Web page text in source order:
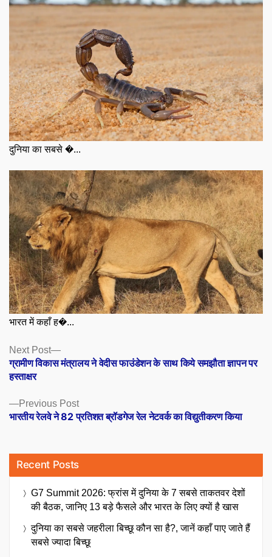
दुनिया का सबसे �...
भारत में कहाँ ह�...
Posts
navigation
Previous PostPrevious
post:
भारतीय रेलवे ने 82 प्रतिशत ब्रॉडगेज रेल नेटवर्क का विद्युतीकरण किया
Next Post
Next
post:
ग्रामीण विकास मंत्रालय ने वेदीस फाउंडेशन के साथ किये समझौता ज्ञापन पर
हस्ताक्षर
Recent Posts
G7 Summit 2026: फ्रांस में दुनिया के 7 सबसे ताकतवर देशों
की बैठक, जानिए 13 बड़े फैसले और भारत के लिए क्यों है खास
दुनिया का सबसे जहरीला बिच्छू कौन सा है?, जानें कहाँ पाए जाते हैं
सबसे ज्यादा बिच्छू